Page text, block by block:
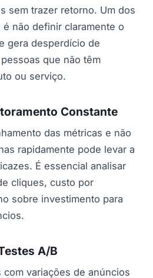
sem trazer retorno. Um dos
não definir claramente o
gera desperdício de
que não têm
ou serviço.
Constante
das métricas e não
rapidamente pode levar a
É essencial analisar
cliques, custo por
sobre investimento para
A/B
com variações de anúncios